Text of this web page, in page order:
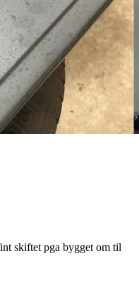
skiftet pga bygget om til